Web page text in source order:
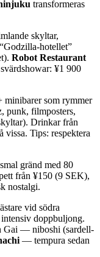
transformeras
skyltar,
hotellet”
Robot Restaurant
¥1 900
som rymmer
punk, filmposters,
Drinkar från
vissa. Tips: respektera
gränd med 80
från ¥150 (9 SEK),
nostalgi.
vid södra
doppbuljong.
Gai — niboshi (sardell-
— tempura sedan